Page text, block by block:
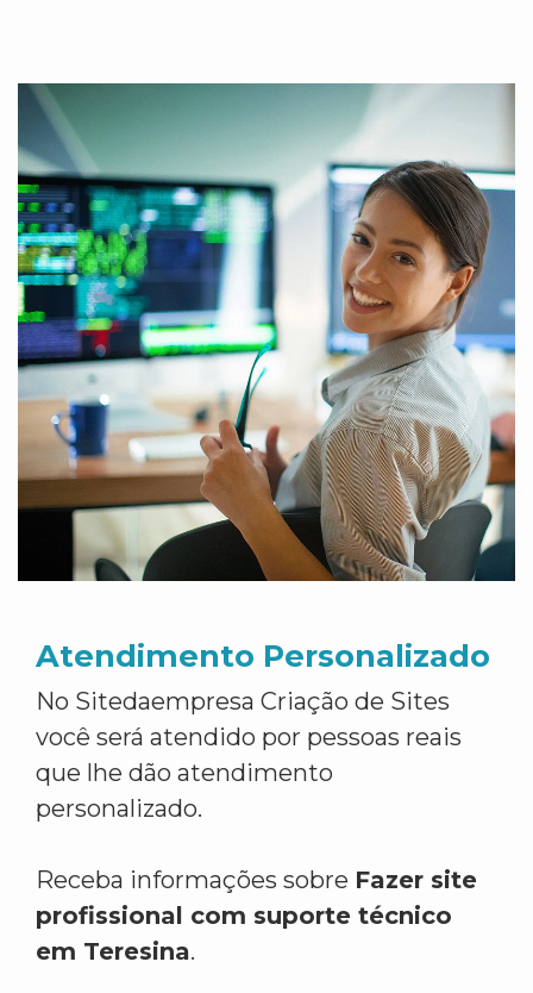
Atendimento Personalizado
No Sitedaempresa Criação de Sites
você será atendido por pessoas reais
que lhe dão atendimento
personalizado.
Receba informações sobre Fazer site
profissional com suporte técnico
em Teresina.